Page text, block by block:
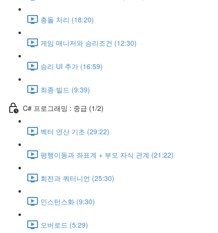
충돌 처리 (18:20)
게임 매니저와 승리조건 (12:30)
승리 UI 추가 (16:59)
최종 빌드 (9:39)
C# 프로그래밍 : 중급 (1/2)
벡터 연산 기초 (29:22)
평행이동과 좌표계 + 부모 자식 관계 (21:22)
회전과 쿼터니언 (25:30)
인스턴스화 (9:30)
오버로드 (5:29)